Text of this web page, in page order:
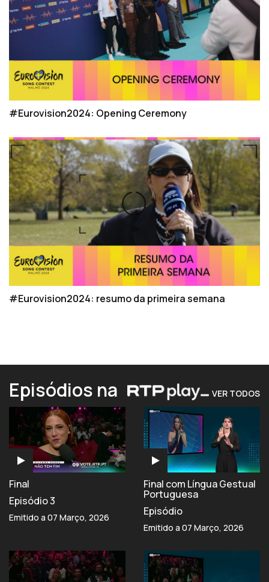
#Eurovision2024: Opening Ceremony
#Eurovision2024: resumo da primeira semana
Episódios na VER TODOS
Final
Episódio 3
Emitido a 07 Março, 2026
Final com Língua Gestual
Portuguesa
Episódio
Emitido a 07 Março, 2026